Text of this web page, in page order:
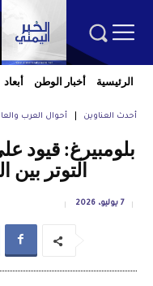
الرئيسية أخبار الوطن أبعاد
أحدث العناوين أحوال العرب
بلومبيرغ: قيود
التوتر بين
7 يوليو، 2026